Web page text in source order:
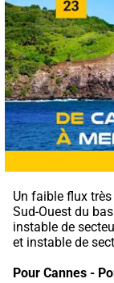
Un faible flux
Sud-Ouest du
instable de
et instable de
Pour Cannes -